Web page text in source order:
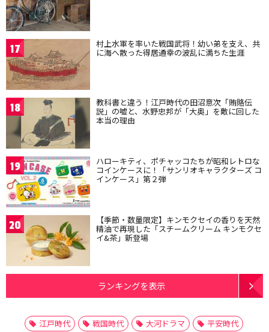
17 村上水軍を率いた戦国武将！幼い弟を支え、共
に海へ散った得居通幸の波乱に満ちた生涯
18 教科書と違う！江戸時代の田沼意次「賄賂伝
説」の嘘と、水野忠邦が「大奥」を敵に回した
本当の理由
19 ハローキティ、ポチャッコたちが昭和レトロな
コインケースに！「サンリオキャラクターズ コ
インケース」第２弾
20 【季節・数量限定】キンモクセイの香りを天然
精油で再現した「スチームクリーム キンモクセ
イ&茶」新登場
ランキングを表示
江戸時代 戦国時代 大河ドラマ
平安時代